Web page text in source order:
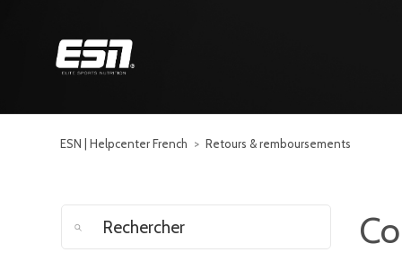
ESN | Helpcenter French Retours & remboursements